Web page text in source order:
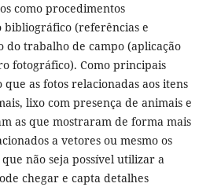
como procedimentos
bibliográfico (referências e
do trabalho de campo (aplicação
fotográfico). Como principais
as fotos relacionadas aos itens
lixo com presença de animais e
as que mostraram de forma mais
a vetores ou mesmo os
não seja possível utilizar a
chegar e capta detalhes